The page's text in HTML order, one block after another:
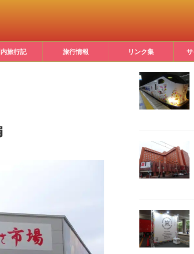
旅行記 旅行情報 リンク集